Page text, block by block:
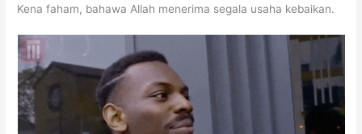
Kena faham, bahawa Allah menerima segala usaha kebaikan.